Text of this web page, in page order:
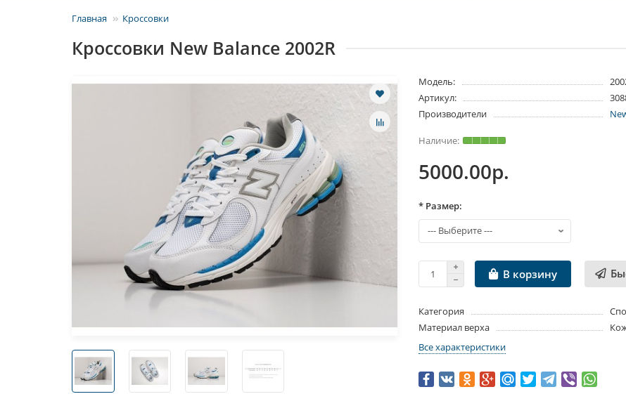
Главная Кроссовки
Кроссовки New Balance 2002R
Модель:
Артикул:
Производители
5000.00р.
* Размер:
В корзину
Категория
Материал верха
Все характеристики